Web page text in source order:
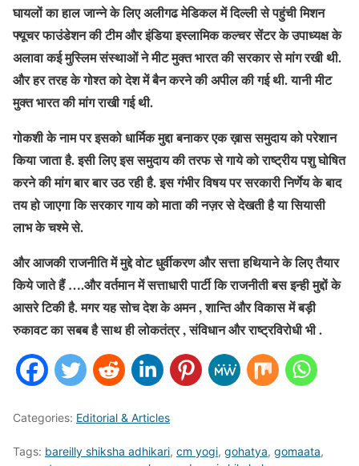
घायलों का हाल जान्ने के लिए अलीगढ मेडिकल में दिल्ली से पहुंची मिशन
फ्यूचर फाउंडेशन की टीम और इंडिया इस्लामिक कल्चर सेंटर के उपाध्यक्ष के
अलावा कई मुस्लिम संस्थाओं ने मीट मुक्त भारत की सरकार से मांग रखी थी.
और हर तरह के गोश्त को देश में बैन करने की अपील की गई थी. यानी मीट
मुक्त भारत की मांग राखी गई थी.
गोकशी के नाम पर इसको धार्मिक मुद्दा बनाकर एक ख़ास समुदाय को परेशान
किया जाता है. इसी लिए इस समुदाय की तरफ से गाये को राष्ट्रीय पशु घोषित
करने की मांग बार बार उठ रही है. इस गंभीर विषय पर सरकारी निर्णेय के बाद
तय हो जाएगा कि सरकार गाय को माता की नज़र से देखती है या सियासी
लाभ के चश्मे से.
और आजकी राजनीति में मुद्दे वोट धुर्वीकरण और सत्ता हथियाने के लिए तैयार
किये जाते हैं ….और वर्तमान में सत्ताधारी पार्टी कि राजनीती बस इन्ही मुद्दों के
आसरे टिकी है. मगर यह सोच देश के अमन , शान्ति और विकास में बड़ी
रुकावट का सबब है साथ ही लोकतंत्र , संविधान और राष्ट्रविरोधी भी .
Categories: Editorial & Articles
Tags: bareilly shiksha adhikari, cm yogi, gohatya, gomaata,